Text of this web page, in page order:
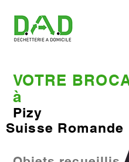
VOTRE
à
Pizy
Suisse Romande